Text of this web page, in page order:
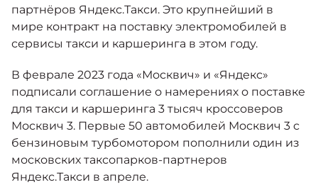
Москвич 8
Практичный семиместный
кроссовер
от 3 125 000 ₽*
Страховые программы
партнёров Яндекс.Такси. Это крупнейший в
мире контракт на поставку электромобилей в
сервисы такси и каршеринга в этом году.
В феврале 2023 года «Москвич» и «Яндекс»
подписали соглашение о намерениях о поставке
для такси и каршеринга 3 тысяч кроссоверов
Москвич 3. Первые 50 автомобилей Москвич 3 с
бензиновым турбомотором пополнили один из
московских таксопарков-партнеров
Яндекс.Такси в апреле.